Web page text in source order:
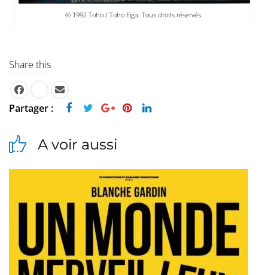
© 1992 Toho / Toho Eiga. Tous droits réservés.
Share this
Partager :
A voir aussi